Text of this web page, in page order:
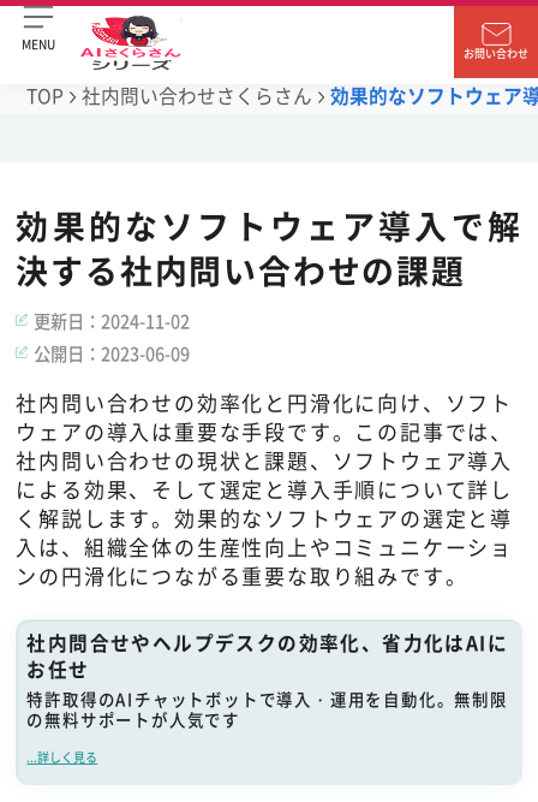
MENU
お問い合わせ
TOP 社内問い合わせさくらさん 効果的なソフトウェア
効果的なソフトウェア導入で解
決する社内問い合わせの課題
更新日：2024-11-02
公開日：2023-06-09
社内問い合わせの効率化と円滑化に向け、ソフト
ウェアの導入は重要な手段です。この記事では、
社内問い合わせの現状と課題、ソフトウェア導入
による効果、そして選定と導入手順について詳し
く解説します。効果的なソフトウェアの選定と導
入は、組織全体の生産性向上やコミュニケーショ
ンの円滑化につながる重要な取り組みです。
社内問合せやヘルプデスクの効率化、省力化はAIに
お任せ
特許取得のAIチャットボットで導入・運用を自動化。無制限
の無料サポートが人気です
...詳しく見る